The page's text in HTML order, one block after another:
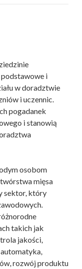
i
w doradztwie
i uczennic.
pogadanek
i stanowią
osobom
mięsa
sektor, który
takich jak
jakości,
rozwój produktu